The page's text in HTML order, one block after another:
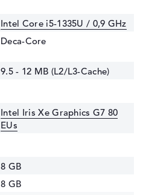
Intel Core i5-1335U / 0,9 GHz
Deca-Core
9.5 - 12 MB (L2/L3-Cache)
Intel Iris Xe Graphics G7 80
EUs
8 GB
8 GB